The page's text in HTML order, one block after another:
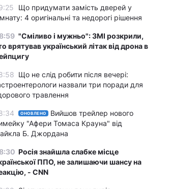
Що придумати замість дверей у
4 оригінальні та недорогі рішення
"Сміливо і мужньо": ЗМІ розкрили,
врятував український літак від дрона в
Що не слід робити після вечері:
назвали три поради для
травлення
ОНОВЛЕНО
Вийшов трейлер нового
"Афери Томаса Крауна" від
Б. Джордана
Росія знайшла слабке місце
ППО, не залишаючи шансу на
- CNN